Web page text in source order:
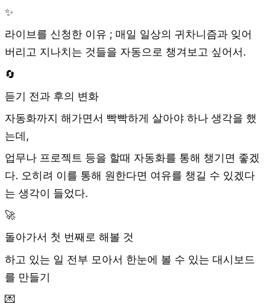
✨
라이브를 신청한 이유 ; 매일 일상의 귀차니즘과 잊어
버리고 지나치는 것들을 자동으로 챙겨보고 싶어서.
🔄
듣기 전과 후의 변화
자동화까지 해가면서 빡빡하게 살아야 하나 생각을 했
는데,
업무나 프로젝트 등을 할때 자동화를 통해 챙기면 좋겠
다. 오히려 이를 통해 원한다면 여유를 챙길 수 있겠다
는 생각이 들었다.
🚀
돌아가서 첫 번째로 해볼 것
하고 있는 일 전부 모아서 한눈에 볼 수 있는 대시보드
를 만들기
💌